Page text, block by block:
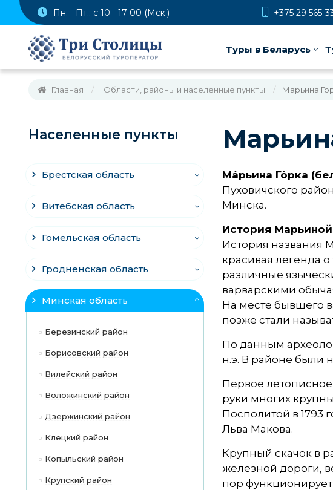
Пн. - Пт.: с 10 - 17-00 (Мск.) +375 29 565-
Туры в Беларусь
Главная Области, районы и населенные пункты Марьина
Населенные пункты
Брестская область
Витебская область
Гомельская область
Гродненская область
Минская область
Березинский район
Борисовский район
Вилейский район
Воложинский район
Дзержинский район
Клецкий район
Копыльский район
Крупский район
Ма́рьина Го́рка
Пуховичского
Минска.
История
История названия
красивая легенда
различные
варварскими
На месте бывшего
позже стали
По данным
н.э. В районе были
Первое летописное
руки многих
Посполитой в 1793
Льва Макова.
Крупный скачок в
железной дороги,
пор